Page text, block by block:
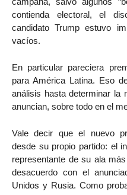
contienda electoral, el
candidato Trump estuvo
vacíos.
En particular pareciera
para América Latina. Eso
análisis hasta determinar la
anuncian, sobre todo en el
Vale decir que el nuevo
desde su propio partido: el
representante de su ala
desacuerdo con el
Unidos y Rusia. Como